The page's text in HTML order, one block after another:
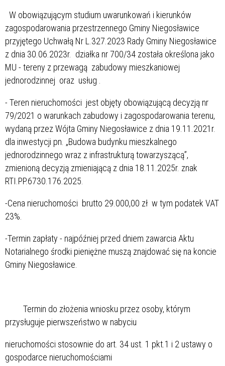
W obowiązującym studium uwarunkowań i kierunków
zagospodarowania przestrzennego Gminy Niegosławice
przyjętego Uchwałą Nr L.327.2023 Rady Gminy Niegosławice
z dnia 30.06.2023r. działka nr 700/34 została określona jako
MU - tereny z przewagą zabudowy mieszkaniowej
jednorodzinnej oraz usług .
- Teren nieruchomości jest objęty obowiązującą decyzją nr
79/2021 o warunkach zabudowy i zagospodarowania terenu,
wydaną przez Wójta Gminy Niegosławice z dnia 19.11.2021r.
dla inwestycji pn. „Budowa budynku mieszkalnego
jednorodzinnego wraz z infrastrukturą towarzyszącą”,
zmienioną decyzją zmieniającą z dnia 18.11.2025r. znak
RTI.PP.6730.176.2025.
-Cena nieruchomości brutto 29.000,00 zł w tym podatek VAT
23%.
-Termin zapłaty - najpóźniej przed dniem zawarcia Aktu
Notarialnego środki pieniężne muszą znajdować się na koncie
Gminy Niegosławice.
Termin do złożenia wniosku przez osoby, którym
przysługuje pierwszeństwo w nabyciu
nieruchomości stosownie do art. 34 ust. 1 pkt.1 i 2 ustawy o
gospodarce nieruchomościami